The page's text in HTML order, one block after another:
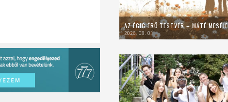
AZ ÉGIG ÉRŐ TESTVÉR – MÁTÉ MESÉJE
2026. 08. 01.